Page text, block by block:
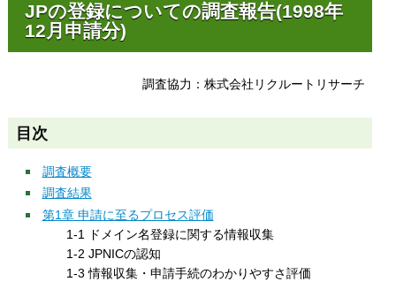
プ
JPの登録についての調査報告(1998年
12月申請分)
調査協力：株式会社リクルートリサーチ
目次
調査概要
調査結果
第1章 申請に至るプロセス評価
1-1 ドメイン名登録に関する情報収集
1-2 JPNICの認知
1-3 情報収集・申請手続のわかりやすさ評価